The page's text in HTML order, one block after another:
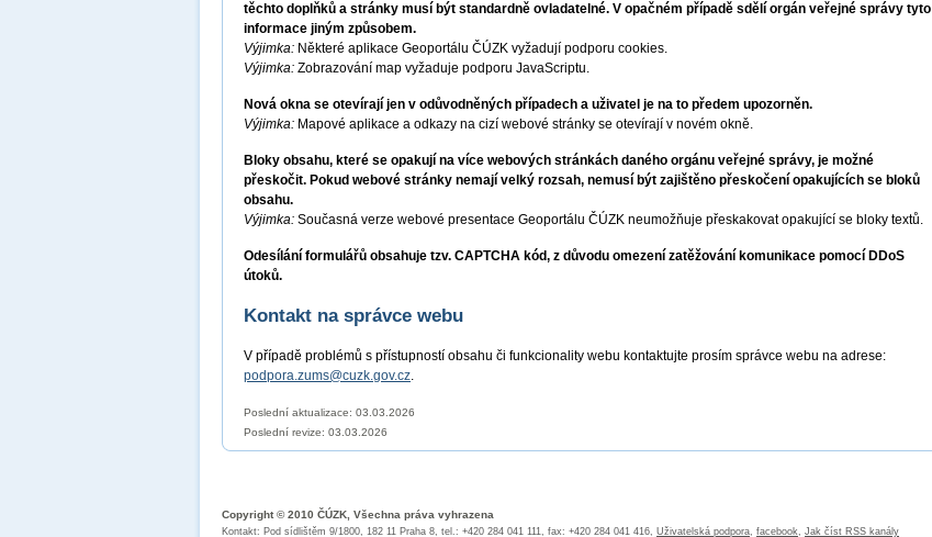
těchto doplňků a stránky musí být standardně ovladatelné. V opačném případě sdělí orgán veřejné správy tyto
informace jiným způsobem.
Výjimka: Některé aplikace Geoportálu ČÚZK vyžadují podporu cookies.
Výjimka: Zobrazování map vyžaduje podporu JavaScriptu.
Nová okna se otevírají jen v odůvodněných případech a uživatel je na to předem upozorněn.
Výjimka: Mapové aplikace a odkazy na cizí webové stránky se otevírají v novém okně.
Bloky obsahu, které se opakují na více webových stránkách daného orgánu veřejné správy, je možné
přeskočit. Pokud webové stránky nemají velký rozsah, nemusí být zajištěno přeskočení opakujících se bloků
obsahu.
Výjimka: Současná verze webové presentace Geoportálu ČÚZK neumožňuje přeskakovat opakující se bloky textů.
Odesílání formulářů obsahuje tzv. CAPTCHA kód, z důvodu omezení zatěžování komunikace pomocí DDoS
útoků.
Kontakt na správce webu
V případě problémů s přístupností obsahu či funkcionality webu kontaktujte prosím správce webu na adrese:
podpora.zums@cuzk.gov.cz.
Poslední aktualizace: 03.03.2026
Poslední revize: 03.03.2026
Copyright © 2010 ČÚZK, Všechna práva vyhrazena
Kontakt: Pod sídlištěm 9/1800, 182 11 Praha 8, tel.: +420 284 041 111, fax: +420 284 041 416, Uživatelská podpora, facebook, Jak číst RSS kanály